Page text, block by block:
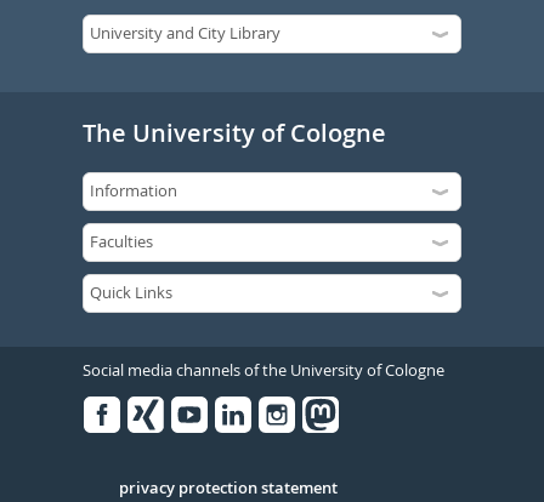
The University of Cologne
Social media channels of the University of Cologne
Serivce
privacy protection statement